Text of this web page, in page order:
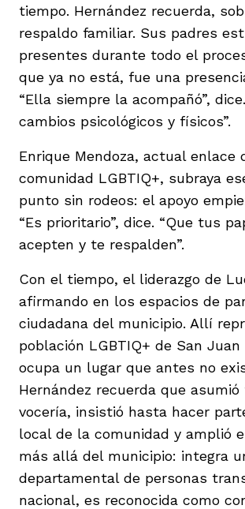
tiempo. Hernández recuerda,
respaldo familiar. Sus padres
presentes durante todo el
que ya no está, fue una
“Ella siempre la acompañó”,
cambios psicológicos y físicos”.
Enrique Mendoza, actual enlace
comunidad LGBTIQ+, subraya
punto sin rodeos: el apoyo
“Es prioritario”, dice. “Que tus
acepten y te respalden”.
Con el tiempo, el liderazgo de
afirmando en los espacios de
ciudadana del municipio. Allí
población LGBTIQ+ de San
ocupa un lugar que antes no
Hernández recuerda que
vocería, insistió hasta hacer
local de la comunidad y amplió
más allá del municipio: integra
departamental de personas
nacional, es reconocida como